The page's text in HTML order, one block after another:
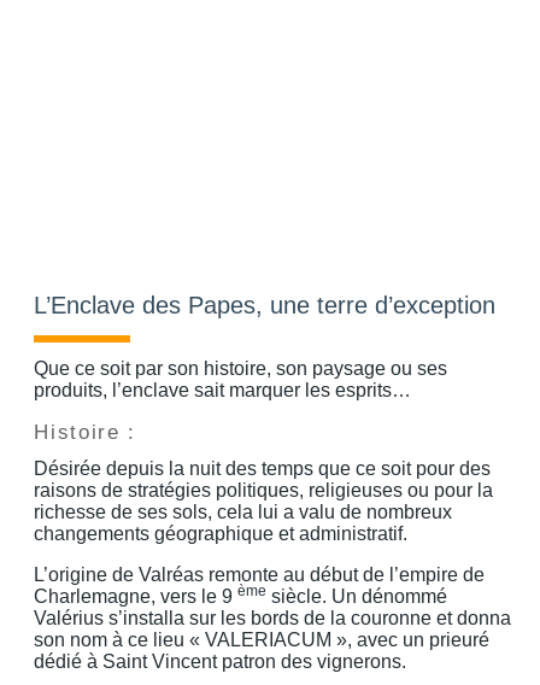
L’Enclave des Papes, une terre d’exception
Que ce soit par son histoire, son paysage ou ses
produits, l’enclave sait marquer les esprits…
Histoire :
Désirée depuis la nuit des temps que ce soit pour des
raisons de stratégies politiques, religieuses ou pour la
richesse de ses sols, cela lui a valu de nombreux
changements géographique et administratif.
L’origine de Valréas remonte au début de l’empire de
Charlemagne, vers le 9ème siècle. Un dénommé
Valérius s’installa sur les bords de la couronne et donna
son nom à ce lieu « VALERIACUM », avec un prieuré
dédié à Saint Vincent patron des vignerons.